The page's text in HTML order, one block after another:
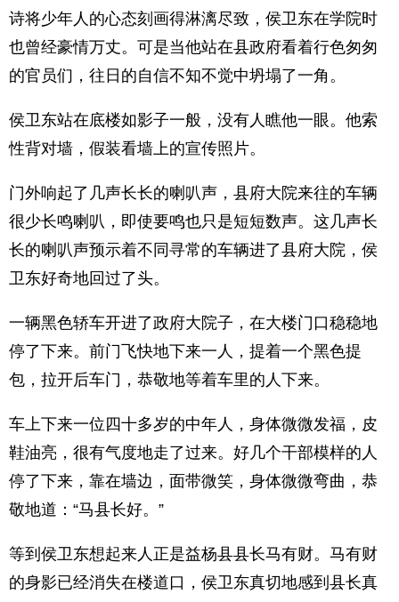
诗将少年人的心态刻画得淋漓尽致，侯卫东在学院时
也曾经豪情万丈。可是当他站在县政府看着行色匆匆
的官员们，往日的自信不知不觉中坍塌了一角。
侯卫东站在底楼如影子一般，没有人瞧他一眼。他索
性背对墙，假装看墙上的宣传照片。
门外响起了几声长长的喇叭声，县府大院来往的车辆
很少长鸣喇叭，即使要鸣也只是短短数声。这几声长
长的喇叭声预示着不同寻常的车辆进了县府大院，侯
卫东好奇地回过了头。
一辆黑色轿车开进了政府大院子，在大楼门口稳稳地
停了下来。前门飞快地下来一人，提着一个黑色提
包，拉开后车门，恭敬地等着车里的人下来。
车上下来一位四十多岁的中年人，身体微微发福，皮
鞋油亮，很有气度地走了过来。好几个干部模样的人
停了下来，靠在墙边，面带微笑，身体微微弯曲，恭
敬地道：“马县长好。”
等到侯卫东想起来人正是益杨县县长马有财。马有财
的身影已经消失在楼道口，侯卫东真切地感到县长真